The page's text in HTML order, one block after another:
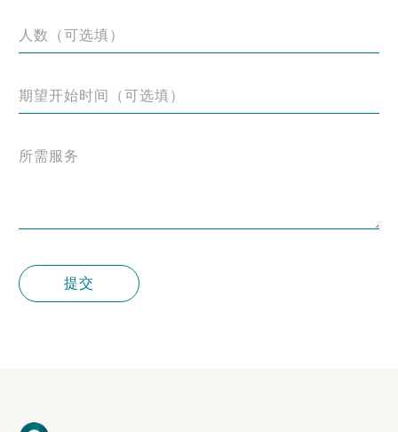
人数（可选填）
期望开始时间（可选填）
所需服务
提交